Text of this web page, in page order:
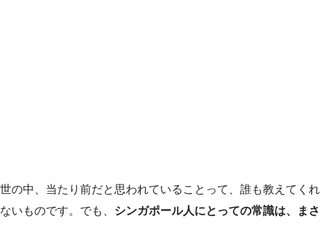
世の中、当たり前だと思われていることって、誰も教えてくれ
ないものです。でも、 シンガポール人にとっての常識は、まさ